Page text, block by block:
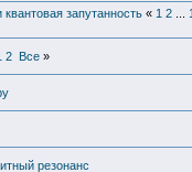
запутанность « 1 2...
2 Все»
резонанс